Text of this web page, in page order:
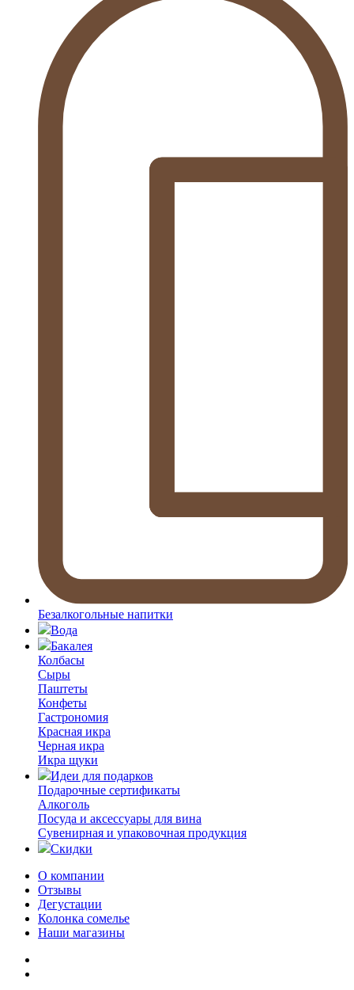
Безалкогольные напитки
Вода
Бакалея
Колбасы
Сыры
Паштеты
Конфеты
Гастрономия
Красная икра
Черная икра
Икра щуки
Идеи для подарков
Подарочные сертификаты
Алкоголь
Посуда и аксессуары для вина
Сувенирная и упаковочная продукция
Скидки
О компании
Отзывы
Дегустации
Колонка сомелье
Наши магазины